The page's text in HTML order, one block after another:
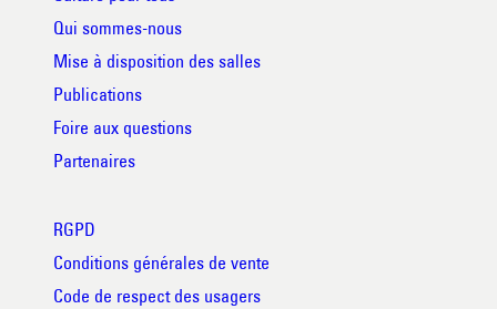
Qui sommes-nous
Mise à disposition des salles
Publications
Foire aux questions
Partenaires
RGPD
Conditions générales de vente
Code de respect des usagers